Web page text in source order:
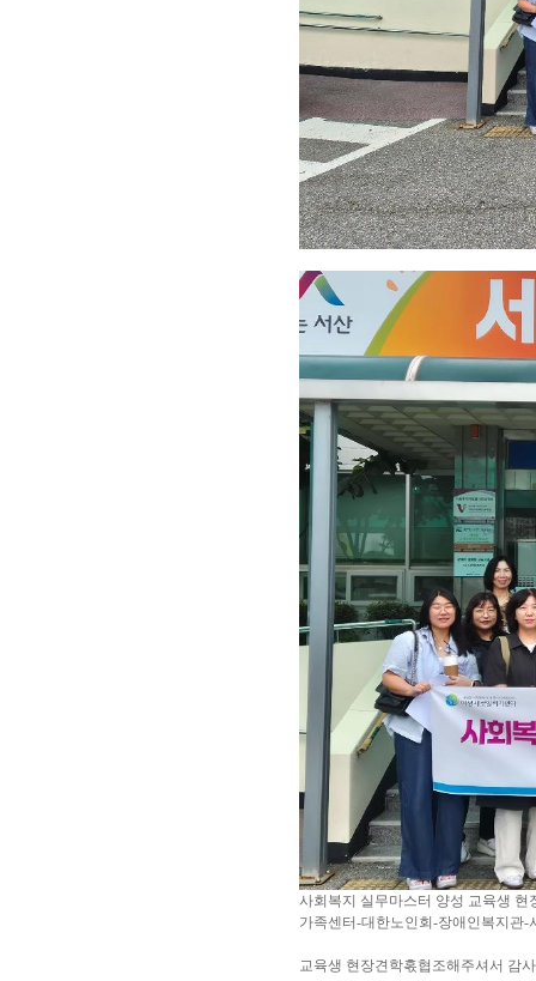
사회복지 실무마스터 양성 교육생 현
가족센터-대한노인회-장애인복지관-
교육생 현장견학혻협조해주셔서 감